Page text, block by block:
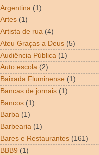
Argentina (1)
Artes (1)
Artista de rua (4)
Ateu Graças a Deus (5)
Audiência Pública (1)
Auto escola (2)
Baixada Fluminense (1)
Bancas de jornais (1)
Bancos (1)
Barba (1)
Barbearia (1)
Bares e Restaurantes (161)
BBB9 (1)